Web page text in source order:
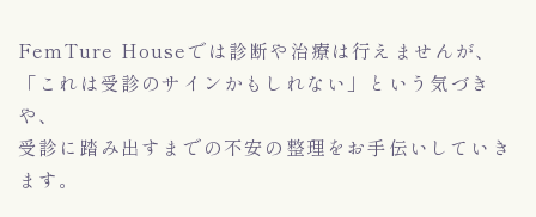
FemTure Houseでは診断や治療は行えませんが、
「これは受診のサインかもしれない」という気づき
や、
受診に踏み出すまでの不安の整理をお手伝いしていき
ます。